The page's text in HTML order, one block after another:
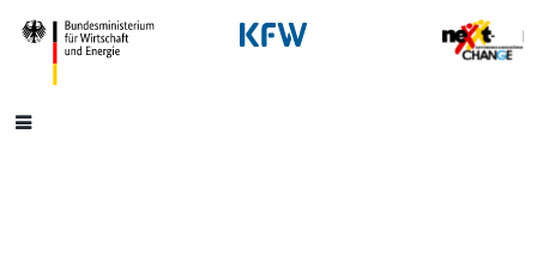
SrOnlyNavigation
Hauptmenü